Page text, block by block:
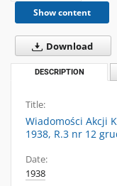
Show content
Download
DESCRIPTION
Title:
Wiadomości Akcji
1938, R.3 nr 12
Date:
1938